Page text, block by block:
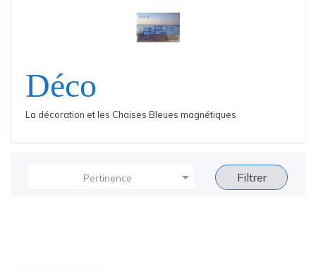
Déco
La décoration et les Chaises Bleues magnétiques
Pertinence  Filtrer